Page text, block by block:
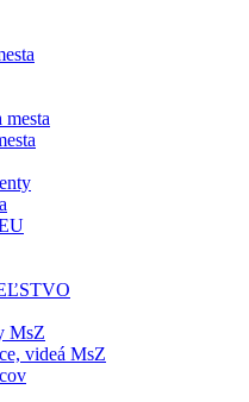
mesta
MsZ
videá MsZ